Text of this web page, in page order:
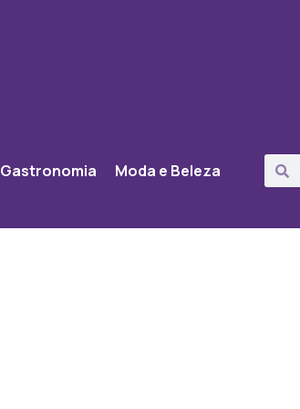
Gastronomia Moda e Beleza